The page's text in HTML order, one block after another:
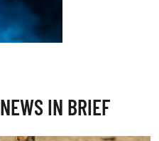
NEWS IN BRIEF